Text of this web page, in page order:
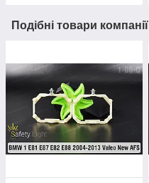
Подібні товари компанії